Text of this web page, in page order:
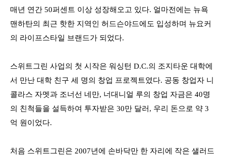
매년 연간 50퍼센트 이상 성장해오고 있다. 얼마전에는 뉴욕
맨하탄의 최근 핫한 지역인 허드슨야드에도 입성하며 뉴요커
의 라이프스타일 브랜드가 되었다.
스위트그린 사업의 첫 시작은 워싱턴 D.C.의 조지타운 대학에
서 만난 대학 친구 세 명의 창업 프로젝트였다. 공동 창업자 니
콜라스 자멧과 조너선 네만, 너대니얼 루의 창업 자금은 40명
의 친척들을 설득하여 투자받은 30만 달러, 우리 돈으로 약 3
억 원이었다.
처음 스위트그린은 2007년에 손바닥만 한 자리에 작은 샐러드